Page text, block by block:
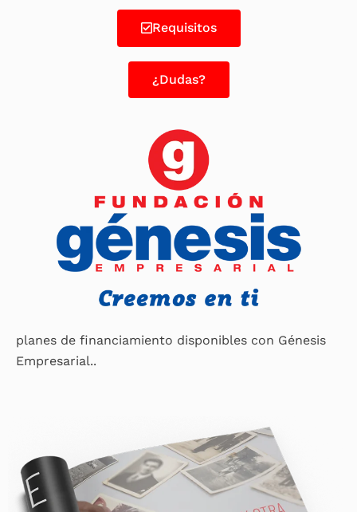
Requisitos
¿Dudas?
planes de financiamiento disponibles con Génesis
Empresarial..